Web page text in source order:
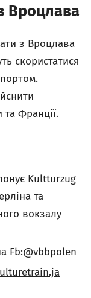
Вроцлава
з Вроцлава
скористатися
Франції.
Kultturzug
та
вокзалу
Fb:@vbbpolen